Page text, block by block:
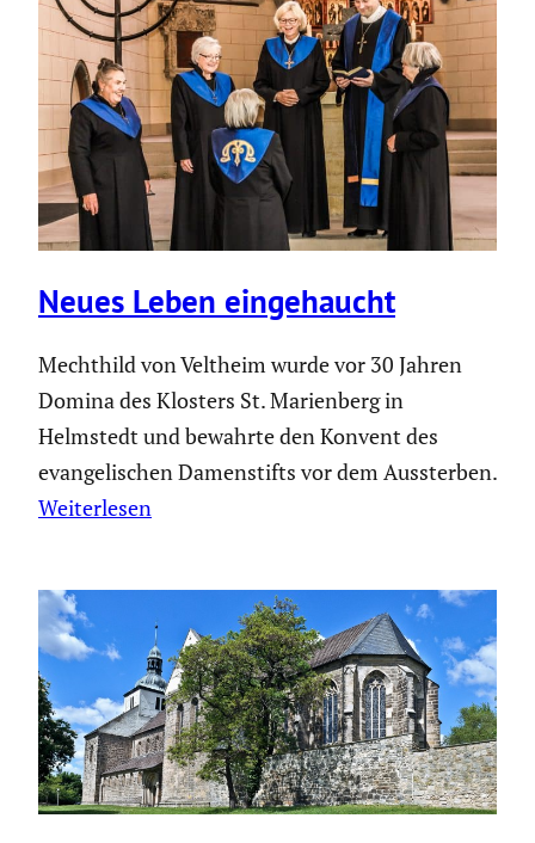
Neues Leben einge­haucht
Mechthild von Veltheim wurde vor 30 Jahren
Domina des Klosters St. Marienberg in
Helmstedt und bewahrte den Konvent des
evangelischen Damenstifts vor dem Aussterben.
Weiterlesen